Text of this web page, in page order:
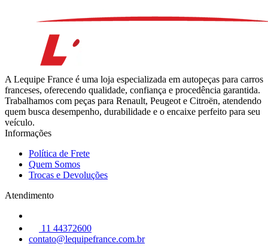
A Lequipe France é uma loja especializada em autopeças para carros
franceses, oferecendo qualidade, confiança e procedência garantida.
Trabalhamos com peças para Renault, Peugeot e Citroën, atendendo
quem busca desempenho, durabilidade e o encaixe perfeito para seu
veículo.
Informações
Política de Frete
Quem Somos
Trocas e Devoluções
Atendimento
11 44372600
contato@lequipefrance.com.br